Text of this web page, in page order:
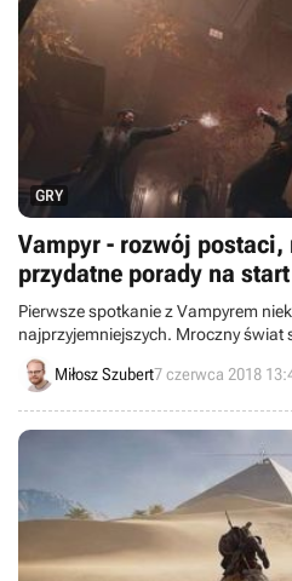
GRY
Vampyr - rozwój
przydatne porady na start
Pierwsze spotkanie z Vampyrem
najprzyjemniejszych. Mroczny świat
DONTNOD jest brutalny i
dać się przy okazji przebić
Miłosz Szubert7 czerwca 2018